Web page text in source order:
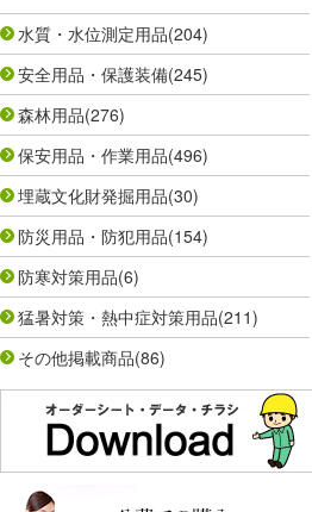
水質・水位測定用品(204)
安全用品・保護装備(245)
森林用品(276)
保安用品・作業用品(496)
埋蔵文化財発掘用品(30)
防災用品・防犯用品(154)
防寒対策用品(6)
猛暑対策・熱中症対策用品(211)
その他掲載商品(86)